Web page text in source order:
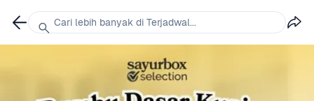
Cari lebih banyak di Terjadwal...